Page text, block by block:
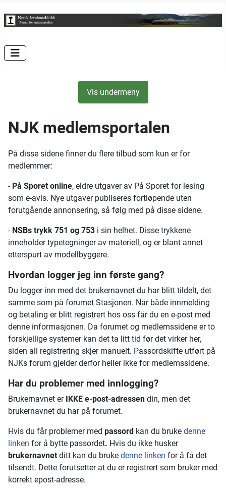
Vis undermeny
NJK medlemsportalen
På disse sidene finner du flere tilbud som kun er for
medlemmer:
- På Sporet online, eldre utgaver av På Sporet for lesing
som e-avis. Nye utgaver publiseres fortløpende uten
forutgående annonsering, så følg med på disse sidene.
- NSBs trykk 751 og 753 i sin helhet. Disse trykkene
inneholder typetegninger av materiell, og er blant annet
etterspurt av modellbyggere.
Hvordan logger jeg inn første gang?
Du logger inn med det brukernavnet du har blitt tildelt, det
samme som på forumet Stasjonen. Når både innmelding
og betaling er blitt registrert hos oss får du en e-post med
denne informasjonen. Da forumet og medlemssidene er to
forskjellige systemer kan det ta litt tid før det virker her,
siden all registrering skjer manuelt. Passordskifte utført på
NJKs forum gjelder derfor heller ikke for medlemssidene.
Har du problemer med innlogging?
Brukernavnet er IKKE e-post-adressen din, men det
brukernavnet du har på forumet.
Hvis du får problemer med passord kan du bruke denne
linken for å bytte passordet. Hvis du ikke husker
brukernavnet ditt kan du bruke denne linken for å få det
tilsendt. Dette forutsetter at du er registrert som bruker med
korrekt epost-adresse.